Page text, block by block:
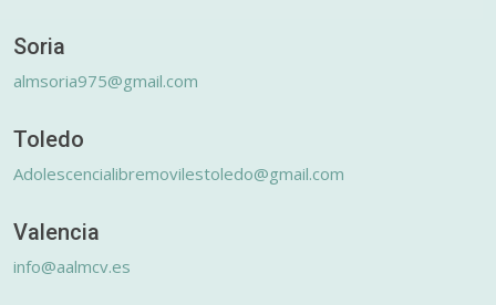
Soria
almsoria975@gmail.com
Toledo
Adolescencialibremovilestoledo@gmail.com
Valencia
info@aalmcv.es